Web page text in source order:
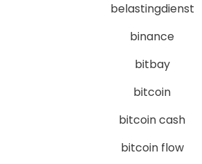
belastingdienst
binance
bitbay
bitcoin
bitcoin cash
bitcoin flow